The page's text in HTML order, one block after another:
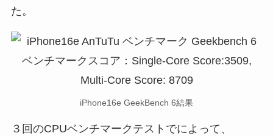
た。
iPhone16e GeekBench 6結果
３回のCPUベンチマークテストでによって、